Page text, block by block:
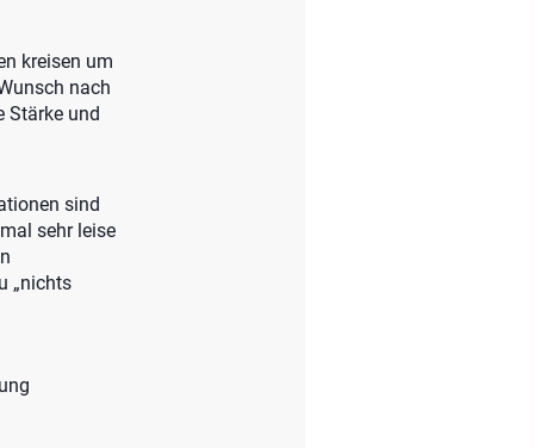
kreisen um
nach
Stärke und
sind
sehr leise
„nichts